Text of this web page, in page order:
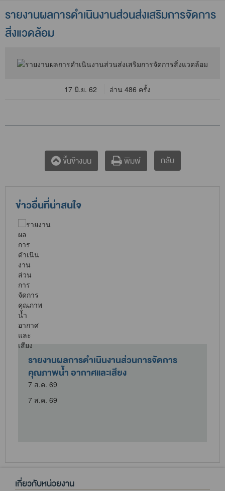
รายงานผลการดำเนินงานส่วนส่งเสริมการจัดการ
สิ่งแวดล้อม
17 มิ.ย. 62 อ่าน 486 ครั้ง
ขึ้นข้างบน พิมพ์ กลับ
ข่าวอื่นที่น่าสนใจ
รายงานผลการดำเนินงานส่วนการจัดการ
คุณภาพน้ำ อากาศและเสียง
7 ส.ค. 69
7 ส.ค. 69
เกี่ยวกับหน่วยงาน